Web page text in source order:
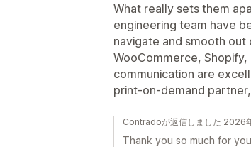
What really sets them
engineering team have
navigate and smooth
WooCommerce,
communication are
print-on-demand
Contradoが返信しました 2026
Thank you so much for